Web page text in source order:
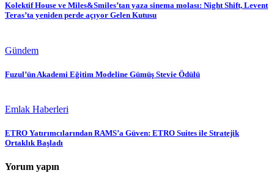
Kolektif House ve Miles&Smiles’tan yaza sinema molası: Night Shift, Levent
Teras’ta yeniden perde açıyor Gelen Kutusu
Gündem
Fuzul’ün Akademi Eğitim Modeline Gümüş Stevie Ödülü
Emlak Haberleri
ETRO Yatırımcılarından RAMS’a Güven: ETRO Suites ile Stratejik
Ortaklık Başladı
Yorum yapın